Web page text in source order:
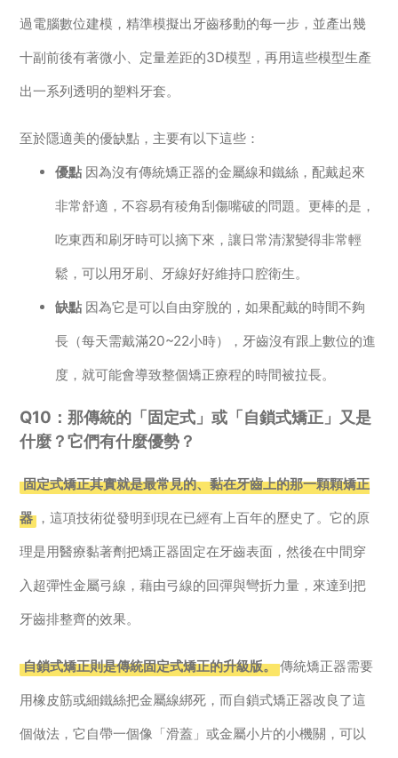
過電腦數位建模，精準模擬出牙齒移動的每一步，並產出幾
十副前後有著微小、定量差距的3D模型，再用這些模型生產
出一系列透明的塑料牙套。
至於隱適美的優缺點，主要有以下這些：
優點 因為沒有傳統矯正器的金屬線和鐵絲，配戴起來
非常舒適，不容易有稜角刮傷嘴破的問題。更棒的是，
吃東西和刷牙時可以摘下來，讓日常清潔變得非常輕
鬆，可以用牙刷、牙線好好維持口腔衛生。
缺點 因為它是可以自由穿脫的，如果配戴的時間不夠
長（每天需戴滿20~22小時），牙齒沒有跟上數位的進
度，就可能會導致整個矯正療程的時間被拉長。
Q10：那傳統的「固定式」或「自鎖式矯正」又是
什麼？它們有什麼優勢？
固定式矯正其實就是最常見的、黏在牙齒上的那一顆顆矯正
器 ，這項技術從發明到現在已經有上百年的歷史了。它的原
理是用醫療黏著劑把矯正器固定在牙齒表面，然後在中間穿
入超彈性金屬弓線，藉由弓線的回彈與彎折力量，來達到把
牙齒排整齊的效果。
自鎖式矯正則是傳統固定式矯正的升級版。 傳統矯正器需要
用橡皮筋或細鐵絲把金屬線綁死，而自鎖式矯正器改良了這
個做法，它自帶一個像「滑蓋」或金屬小片的小機關，可以